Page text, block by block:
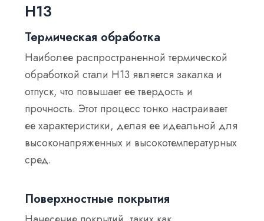
H13
Термическая обработка
Наиболее распространенной термической
обработкой стали H13 является закалка и
отпуск, что повышает ее твердость и
прочность. Этот процесс тонко настраивает
ее характеристики, делая ее идеальной для
высоконапряженных и высокотемпературных
сред.
Поверхностные покрытия